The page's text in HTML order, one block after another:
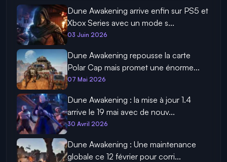
Dune Awakening arrive enfin sur PS5 et
Xbox Series avec un mode s...
03 Juin 2026
Dune Awakening repousse la carte
Polar Cap mais promet une énorme...
07 Mai 2026
Dune Awakening : la mise à jour 1.4
arrive le 19 mai avec de nouv...
30 Avril 2026
Dune Awakening : Une maintenance
globale ce 12 février pour corri...